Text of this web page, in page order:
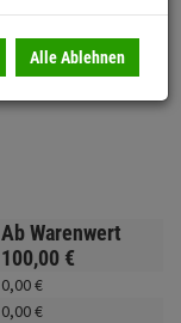
Montageständer
Beleuchtung
Fahrwerk
Zubehör
Ab Warenwert
100,00 €
0,00€
0,00€
Alle Ablehnen